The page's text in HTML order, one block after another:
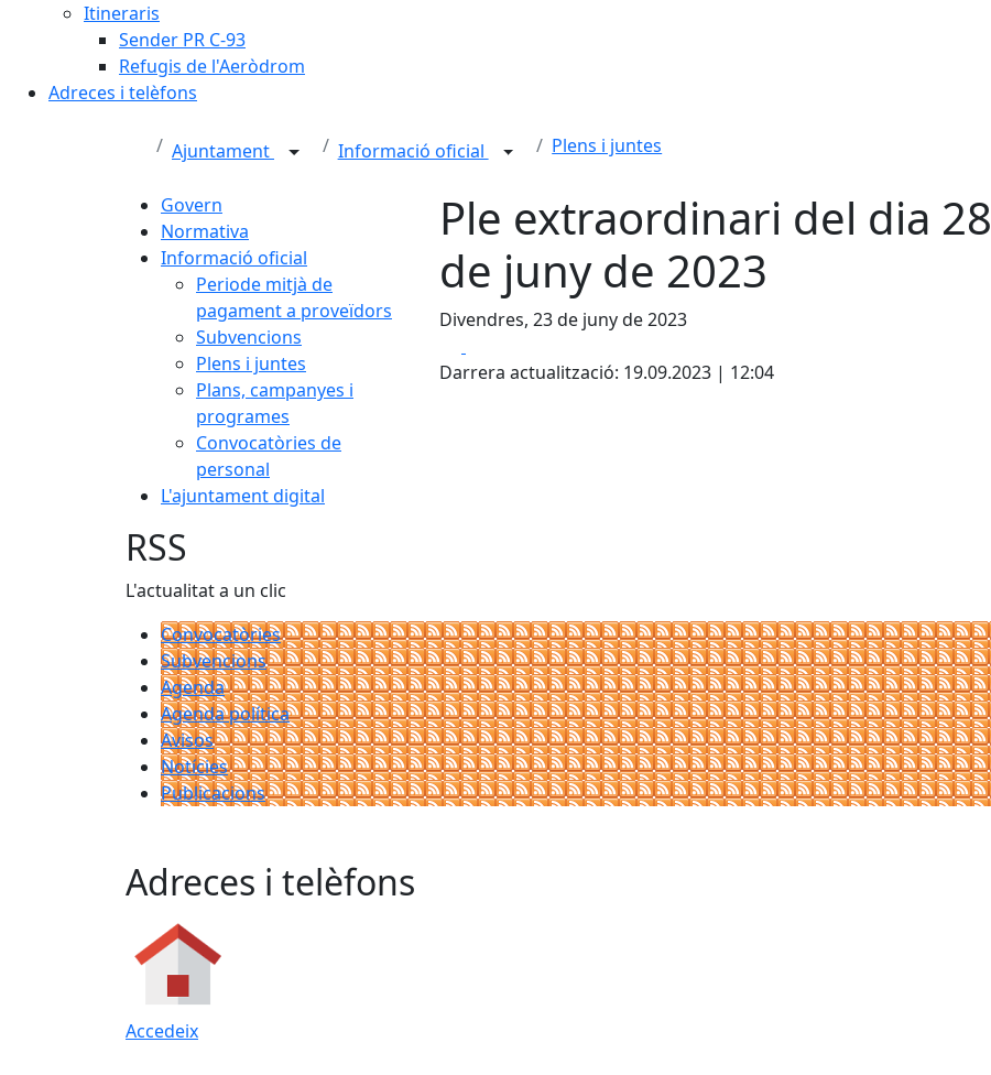
Itineraris
Sender PR C-93
Refugis de l'Aeròdrom
Adreces i telèfons
Ajuntament Informació oficial Plens i juntes
Govern
Normativa
Informació oficial
Periode mitjà de
pagament a proveïdors
Subvencions
Plens i juntes
Plans, campanyes i
programes
Convocatòries de
personal
L'ajuntament digital
Ple extraordinari del dia 28
de juny de 2023
Divendres, 23 de juny de 2023
Darrera actualització: 19.09.2023 | 12:04
RSS
L'actualitat a un clic
Convocatòries
Subvencions
Agenda
Agenda política
Avisos
Notícies
Publicacions
Adreces i telèfons
Accedeix